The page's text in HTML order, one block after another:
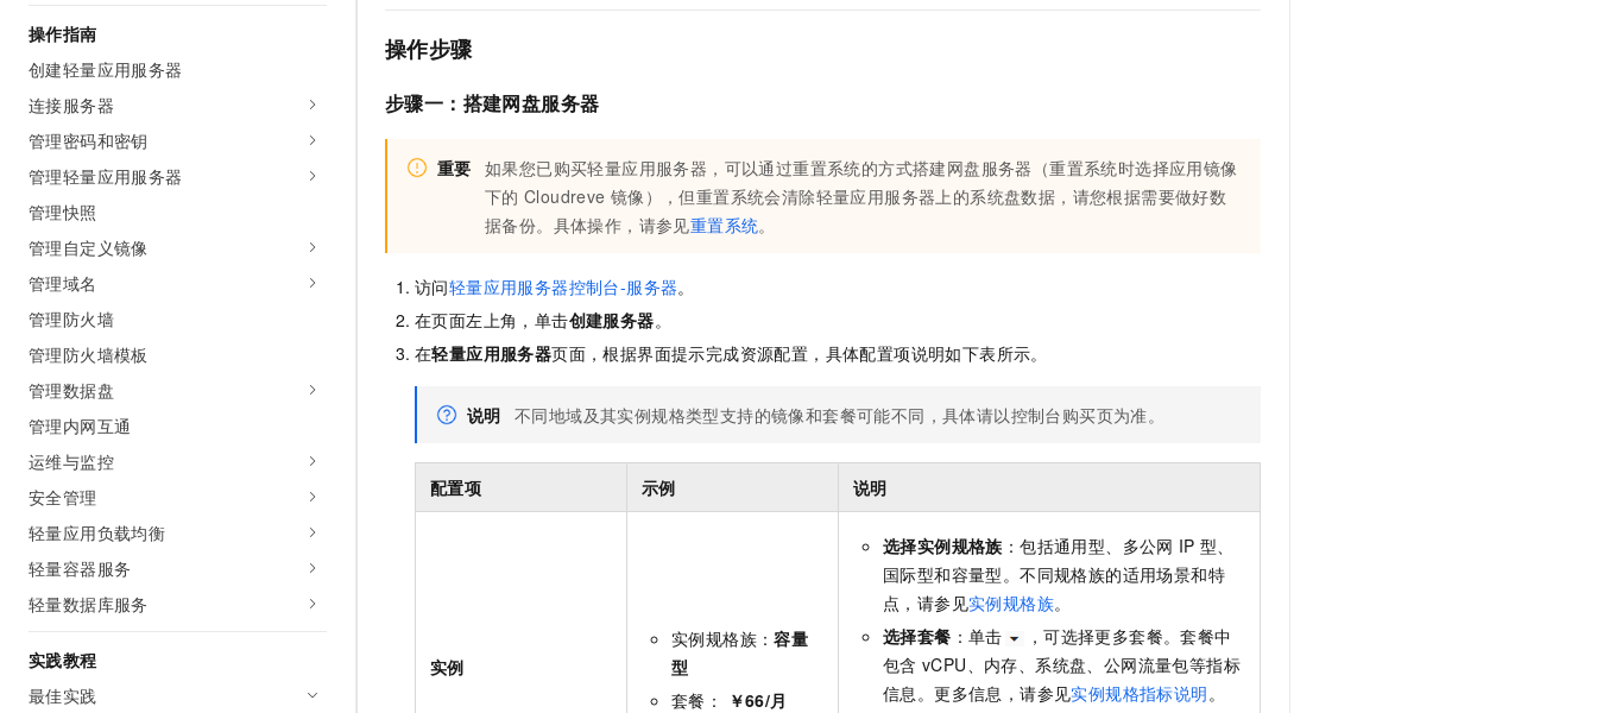
操作指南
创建轻量应用服务器
连接服务器
管理密码和密钥
管理轻量应用服务器
管理快照
管理自定义镜像
管理域名
管理防火墙
管理防火墙模板
管理数据盘
管理内网互通
运维与监控
安全管理
轻量应用负载均衡
轻量容器服务
轻量数据库服务
实践教程
最佳实践
操作步骤
步骤一：搭建网盘服务器
重要 如果您已购买轻量应用服务器，可以通过重置系统的方式搭建网盘服务器（重置系统时选择应用镜像
下的 Cloudreve 镜像），但重置系统会清除轻量应用服务器上的系统盘数据，请您根据需要做好数
据备份。具体操作，请参见重置系统。
访问轻量应用服务器控制台-服务器。
在页面左上角，单击创建服务器。
在轻量应用服务器页面，根据界面提示完成资源配置，具体配置项说明如下表所示。
说明 不同地域及其实例规格类型支持的镜像和套餐可能不同，具体请以控制台购买页为准。
配置项 示例 说明
实例
实例规格族：容量
型
套餐：
￥66/月
选择实例规格族 ：包括通用型、多公网 IP 型、
国际型和容量型。不同规格族的适用场景和特
点，请参见实例规格族。
选择套餐 ：单击
，可选择更多套餐。套餐中
包含 vCPU、内存、系统盘、公网流量包等指标
信息。更多信息，请参见实例规格指标说明 。
大模型服务
千问AI平台-Token Plan NEW
千问AI平台-模型体验
在线体验全尺寸、多种模态的模型效果
大模型服务平台百炼-智能体
灵活可视化地构建企业级 Agent
万有无界
企业级人与Agent协作平台，接入和调度多个数字员工
大模型解决方案
快速部署 Dify，高效搭建 AI 应用
10 分钟在聊天系统中增加一个 AI 助手
在企业官网、通讯软件中为客户提供 AI 客服
10分钟微调：让0.6B模型媲美235B模型
即刻拥有 DeepSeek-R1 满血版
多种方案随心选，轻松解锁专属 DeepSeek
多模态数据信息提取
通过自然语言交互简化开发流程,全栈开发支持
数据库
大数据计算
媒体服务
企业服务与云通信
域名与网站
终端用户计算
Serverless
开发工具
迁移与运维管理
专有云
上云与迁云
企业出海
政企业务
140+云产品 免费试用
产品新客免费试用，最长12个月
大模型ACA认证体验
助力企业全员 AI 认知与能力提升
生态解决方案
行业生态解决方案
开发者生态解决方案
AI 开发和 AI 应用解决方案
400电话
广告营销
定制建站
建站系统